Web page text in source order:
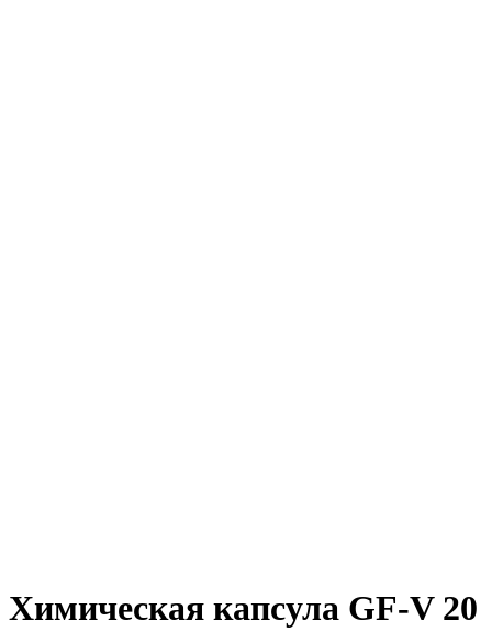
Химическая капсула GF-V 20